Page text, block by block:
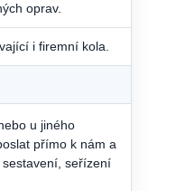
oprav.
i firemní kola.
u jiného
přímo k nám a
seřízení